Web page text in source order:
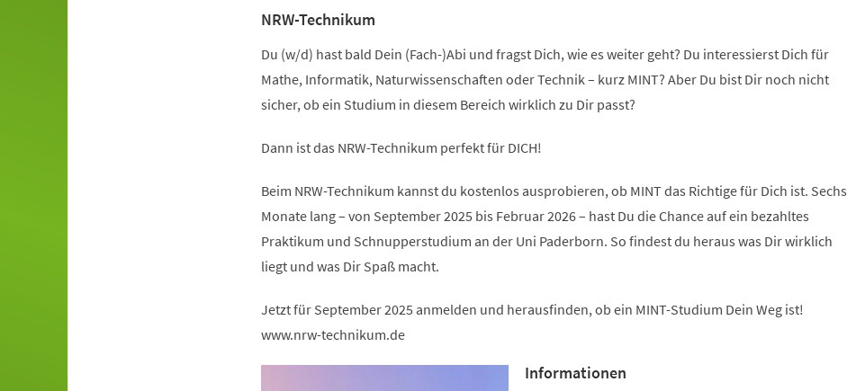
NRW-Technikum
Du (w/d) hast bald Dein (Fach-)Abi und fragst Dich, wie es weiter geht? Du interessierst Dich für
Mathe, Informatik, Naturwissenschaften oder Technik – kurz MINT? Aber Du bist Dir noch nicht
sicher, ob ein Studium in diesem Bereich wirklich zu Dir passt?
Dann ist das NRW-Technikum perfekt für DICH!
Beim NRW-Technikum kannst du kostenlos ausprobieren, ob MINT das Richtige für Dich ist. Sechs
Monate lang – von September 2025 bis Februar 2026 – hast Du die Chance auf ein bezahltes
Praktikum und Schnupperstudium an der Uni Paderborn. So findest du heraus was Dir wirklich
liegt und was Dir Spaß macht.
Jetzt für September 2025 anmelden und herausfinden, ob ein MINT-Studium Dein Weg ist!
www.nrw-technikum.de
Informationen